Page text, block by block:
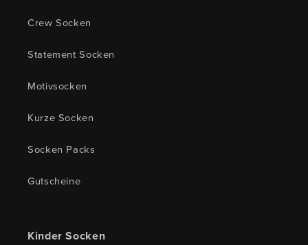
Crew Socken
Statement Socken
Motivsocken
Kurze Socken
Socken Packs
Gutscheine
Kinder Socken